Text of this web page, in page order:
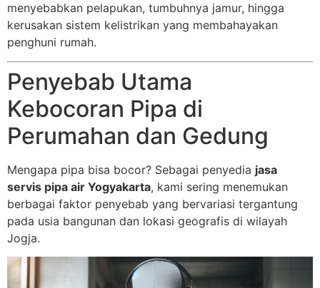
menyebabkan pelapukan, tumbuhnya jamur, hingga
kerusakan sistem kelistrikan yang membahayakan
penghuni rumah.
Penyebab Utama
Kebocoran Pipa di
Perumahan dan Gedung
Mengapa pipa bisa bocor? Sebagai penyedia jasa
servis pipa air Yogyakarta, kami sering menemukan
berbagai faktor penyebab yang bervariasi tergantung
pada usia bangunan dan lokasi geografis di wilayah
Jogja.